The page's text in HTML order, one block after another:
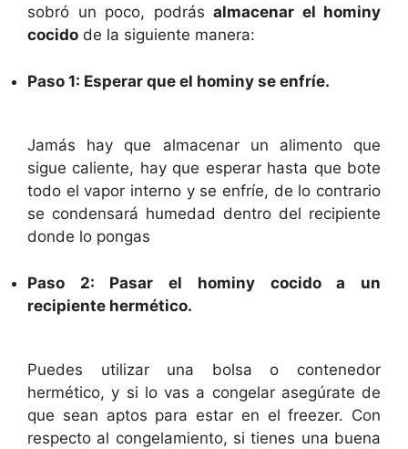
sobró un poco, podrás almacenar el hominy
cocido de la siguiente manera:
Paso 1: Esperar que el hominy se enfríe.
Jamás hay que almacenar un alimento que
sigue caliente, hay que esperar hasta que bote
todo el vapor interno y se enfríe, de lo contrario
se condensará humedad dentro del recipiente
donde lo pongas
Paso 2: Pasar el hominy cocido a un
recipiente hermético.
Puedes utilizar una bolsa o contenedor
hermético, y si lo vas a congelar asegúrate de
que sean aptos para estar en el freezer. Con
respecto al congelamiento, si tienes una buena